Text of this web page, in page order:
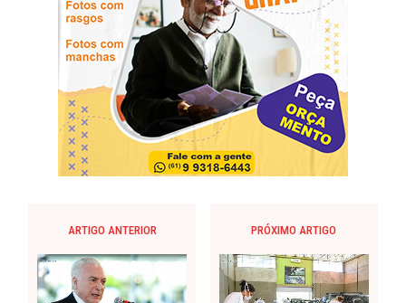
ARTIGO ANTERIOR PRÓXIMO ARTIGO